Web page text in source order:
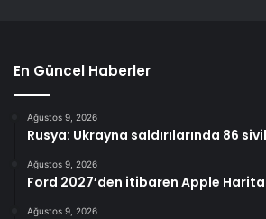
En Güncel Haberler
Ağustos 9, 2026
Rusya: Ukrayna saldırılarında 86
Ağustos 9, 2026
Ford 2027’den itibaren Apple
Ağustos 9, 2026